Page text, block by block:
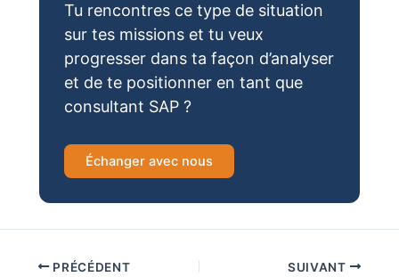
Tu rencontres ce type de situation
sur tes missions et tu veux
progresser dans ta façon d’analyser
et de te positionner en tant que
consultant SAP ?
Échanger avec nous
PRÉCÉDENT SUIVANT